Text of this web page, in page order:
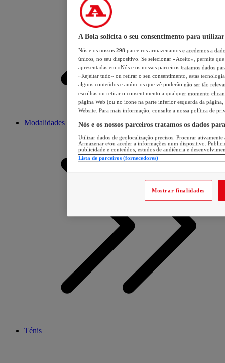
Modalidades
Ténis
A Bola solicita o seu consentimento para utilizar
Nós e os nossos 298 parceiros armazenamos e acedemos a
únicos, no seu dispositivo. Se selecionar «Aceito», permite
apresentadas em «Nós e os nossos parceiros tratamos dados
«Rejeitar tudo» ou retirar o seu consentimento, estas
alguns conteúdos e anúncios que vê poderão não ser tão
escolhas ou retirar o consentimento a qualquer momento
página Web (ou no ícone na parte inferior esquerda da página,
Website. Para mais informação, consulte a nossa política de
Nós e os nossos parceiros tratamos os dados
Utilizar dados de geolocalização precisos. Procurar
Armazenar e/ou aceder a informações num dispositivo.
publicidade e conteúdos, estudos de audiência e
Lista de parceiros (fornecedores)
Mostrar finalidades